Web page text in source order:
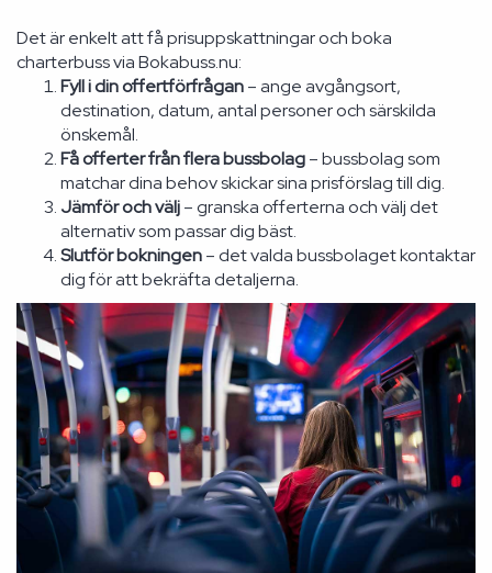
Det är enkelt att få prisuppskattningar och boka
charterbuss via Bokabuss.nu:
Fyll i din offertförfrågan– ange avgångsort,
destination, datum, antal personer och särskilda
önskemål.
Få offerter från flera bussbolag– bussbolag som
matchar dina behov skickar sina prisförslag till dig.
Jämför och välj– granska offerterna och välj det
alternativ som passar dig bäst.
Slutför bokningen– det valda bussbolaget kontaktar
dig för att bekräfta detaljerna.